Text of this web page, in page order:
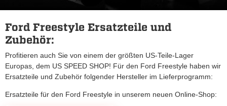
Ford Freestyle Ersatzteile und
Zubehör:
Profitieren auch Sie von einem der größten US-Teile-Lager
Europas, dem US SPEED SHOP! Für den Ford Freestyle haben wir
Ersatzteile und Zubehör folgender Hersteller im Lieferprogramm:
Ersatzteile für den Ford Freestyle in unserem neuen Online-Shop: